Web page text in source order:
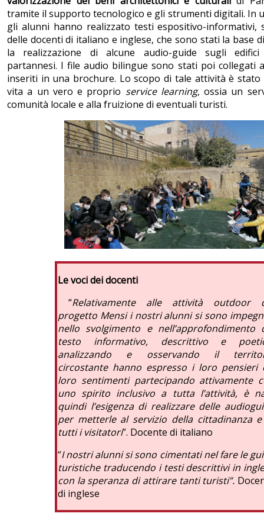
tramite il supporto tecnologico e gli strumenti digitali. In
gli alunni hanno realizzato testi espositivo-informativi,
delle docenti di italiano e inglese, che sono stati la base
la realizzazione di alcune audio-guide sugli
partannesi. I file audio bilingue sono stati poi collegati
inseriti in una brochure. Lo scopo di tale attività è stato
vita a un vero e proprio service learning, ossia un
comunità locale e alla fruizione di eventuali turisti.
Le voci dei docenti
“Relativamente alle attività outdoor
progetto Mensi i nostri alunni si sono
nello svolgimento e nell’approfondimento
testo informativo, descrittivo e
analizzando e osservando il
circostante hanno espresso i loro pensieri
loro sentimenti partecipando attivamente
uno spirito inclusivo a tutta l’attività, è
quindi l’esigenza di realizzare delle
per metterle al servizio della cittadinanza
tutti i visitatori”. Docente di italiano
“I nostri alunni si sono cimentati nel fare le
turistiche traducendo i testi descrittivi in
con la speranza di attirare tanti turisti”.
di inglese